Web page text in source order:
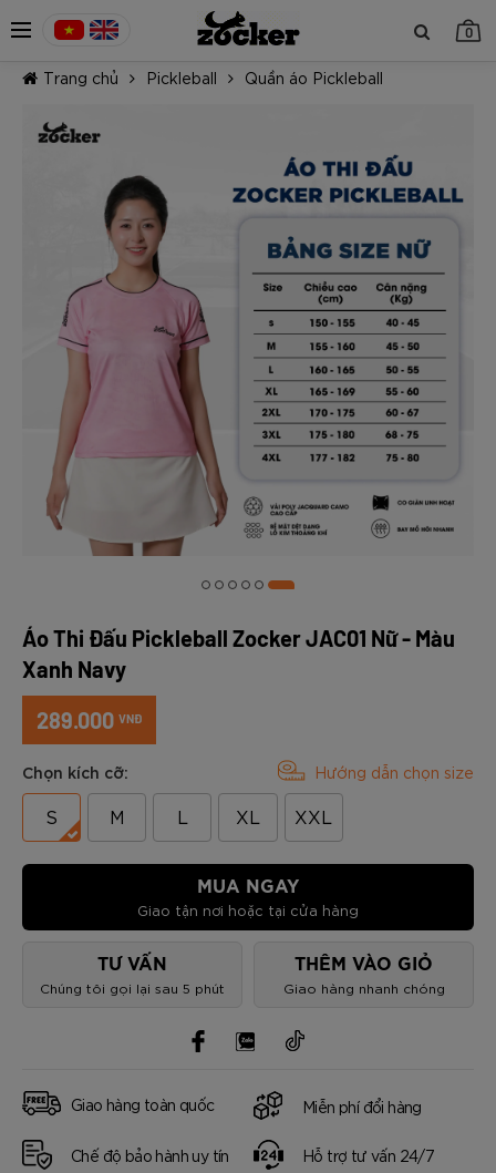
0
TIẾP TỤC MUA HÀNG
Trang chủ Pickleball Quần áo Pickleball
Áo Thi Đấu Pickleball Zocker JAC01 Nữ - Màu
Xanh Navy
289.000 VNĐ
Chọn kích cỡ: Hướng dẫn chọn size
S M L XL XXL
MUA NGAY
Giao tận nơi hoặc tại cửa hàng
TƯ VẤN
Chúng tôi gọi lại sau 5 phút
THÊM VÀO GIỎ
Giao hàng nhanh chóng
Giao hàng toàn quốc Miễn phí đổi hàng
Chế độ bảo hành uy tín Hỗ trợ tư vấn 24/7